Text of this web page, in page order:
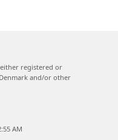
registered or
and/or other
AM